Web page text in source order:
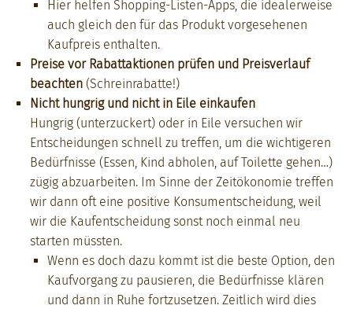
Hier helfen Shop­ping-Lis­ten-Apps, die ide­al­er­weise
auch gle­ich den für das Pro­dukt vorge­se­henen
Kauf­preis enthal­ten.
Preise vor Rabat­tak­tio­nen prüfen und Preisver­lauf
beacht­en (Schreinra­bat­te!)
Nicht hun­grig und nicht in Eile einkaufen
Hun­grig (unterzuck­ert) oder in Eile ver­suchen wir
Entschei­dun­gen schnell zu tre­f­fen, um die wichtigeren
Bedürfnisse (Essen, Kind abholen, auf Toi­lette gehen…)
zügig abzuar­beit­en. Im Sinne der Zeitökonomie tre­f­fen
wir dann oft eine pos­i­tive Kon­sumentschei­dung, weil
wir die Kaufentschei­dung son­st noch ein­mal neu
starten müssten.
Wenn es doch dazu kommt ist die beste Option, den
Kaufvor­gang zu pausieren, die Bedürfnisse klären
und dann in Ruhe fortzuset­zen. Zeitlich wird dies